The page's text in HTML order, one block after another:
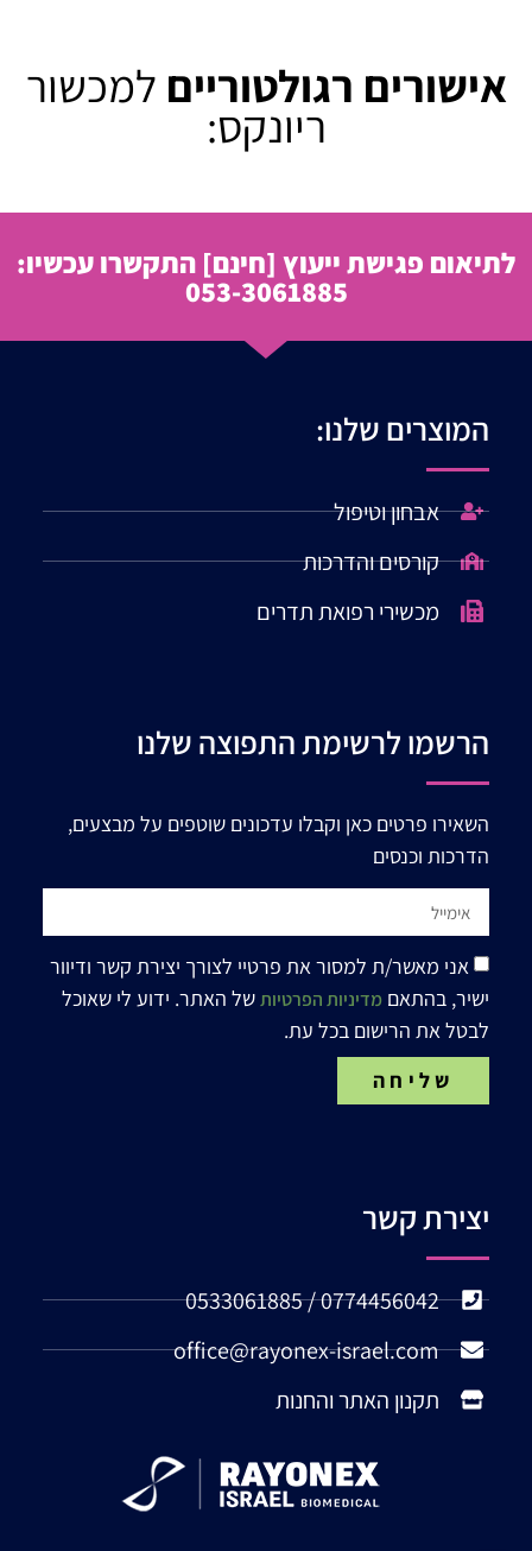
אישורים רגולטוריים למכשור
ריונקס:
לתיאום פגישת ייעוץ [חינם] התקשרו עכשיו:
053-3061885
המוצרים שלנו:
אבחון וטיפול
קורסים והדרכות
מכשירי רפואת תדרים
הרשמו לרשימת התפוצה שלנו
השאירו פרטים כאן וקבלו עדכונים שוטפים על מבצעים,
הדרכות וכנסים
אני מאשר/ת למסור את פרטיי לצורך יצירת קשר ודיוור
ישיר, בהתאם מדיניות הפרטיותשל האתר. ידוע לי שאוכל
לבטל את הרישום בכל עת.
שליחה
יצירת קשר
0774456042 / 0533061885
office@rayonex-israel.com
תקנון האתר והחנות